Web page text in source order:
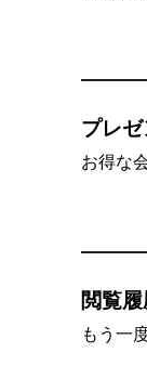
プレゼ
お得な
閲覧
もう一